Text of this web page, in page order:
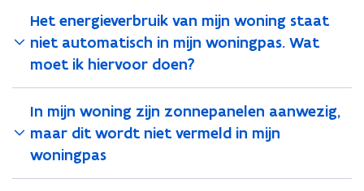
Het energieverbruik van mijn woning staat
niet automatisch in mijn woningpas. Wat
moet ik hiervoor doen?
In mijn woning zijn zonnepanelen aanwezig,
maar dit wordt niet vermeld in mijn
woningpas